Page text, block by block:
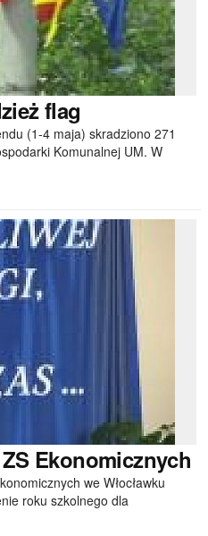
flag
(1-4 maja) skradziono 271
Komunalnej UM. W
Ekonomicznych
we Włocławku
roku szkolnego dla